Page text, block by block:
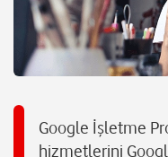
Google İşletme
hizmetlerini